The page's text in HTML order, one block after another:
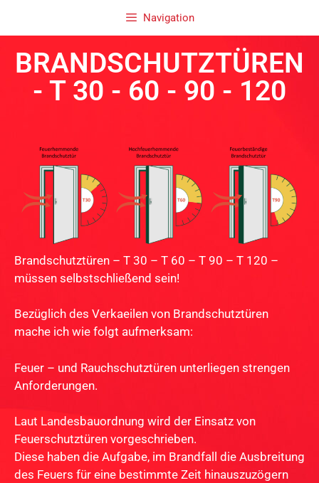
Navigation
BRANDSCHUTZTÜREN
- T 30 - 60 - 90 - 120
Brandschutztüren – T 30 – T 60 – T 90 – T 120 –
müssen selbstschließend sein!
Bezüglich des Verkaeilen von Brandschutztüren
mache ich wie folgt aufmerksam:
Feuer – und Rauchschutztüren unterliegen strengen
Anforderungen.
Laut Landesbauordnung wird der Einsatz von
Feuerschutztüren vorgeschrieben.
Diese haben die Aufgabe, im Brandfall die Ausbreitung
des Feuers für eine bestimmte Zeit hinauszuzögern